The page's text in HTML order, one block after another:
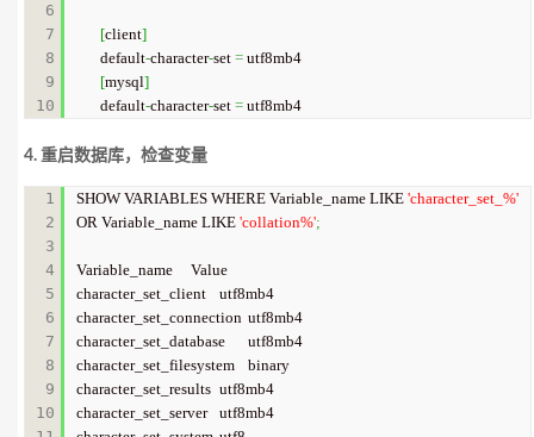
6
7
8
9
[client]
default-character-set =
[mysql]
default-character-set = utf8mb4
4. 重启数据库，检查变量
1
2
3
4
5
6
7
8
9
10
SHOW VARIABLES WHERE Variable_name LIKE 'character_set_%'
OR Variable_name LIKE 'collation%';
Variable_name	Value
character_set_client	utf8mb4
character_set_connection	utf8mb4
character_set_database	utf8mb4
character_set_filesystem	binary
character_set_results	utf8mb4
character_set_server	utf8mb4